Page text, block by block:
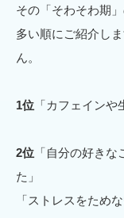
その「そわそわ期
多い順にご紹介し
ん。
1位 「カフェインや
2位 「自分の好き
た」
「ストレスをため